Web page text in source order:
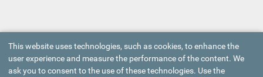
This website uses technologies, such as cookies, to enhance the
user experience and measure the performance of the content. We
ask you to consent to the use of these technologies. Use the